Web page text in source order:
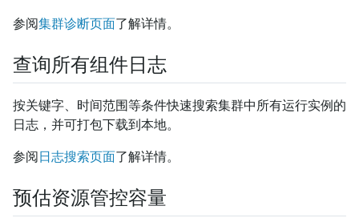
参阅集群诊断页面了解详情。
查询所有组件日志
按关键字、时间范围等条件快速搜索集群中所有运行实例的
日志，并可打包下载到本地。
参阅日志搜索页面了解详情。
预估资源管控容量